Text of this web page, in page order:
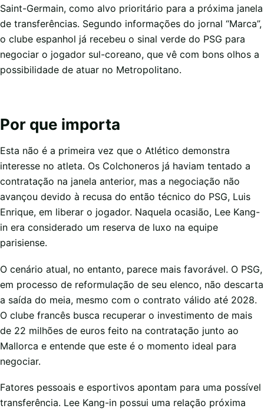
Saint-Germain, como alvo prioritário para a próxima janela
de transferências. Segundo informações do jornal “Marca”,
o clube espanhol já recebeu o sinal verde do PSG para
negociar o jogador sul-coreano, que vê com bons olhos a
possibilidade de atuar no Metropolitano.
Por que importa
Esta não é a primeira vez que o Atlético demonstra
interesse no atleta. Os Colchoneros já haviam tentado a
contratação na janela anterior, mas a negociação não
avançou devido à recusa do então técnico do PSG, Luis
Enrique, em liberar o jogador. Naquela ocasião, Lee Kang-
in era considerado um reserva de luxo na equipe
parisiense.
O cenário atual, no entanto, parece mais favorável. O PSG,
em processo de reformulação de seu elenco, não descarta
a saída do meia, mesmo com o contrato válido até 2028.
O clube francês busca recuperar o investimento de mais
de 22 milhões de euros feito na contratação junto ao
Mallorca e entende que este é o momento ideal para
negociar.
Fatores pessoais e esportivos apontam para uma possível
transferência. Lee Kang-in possui uma relação próxima